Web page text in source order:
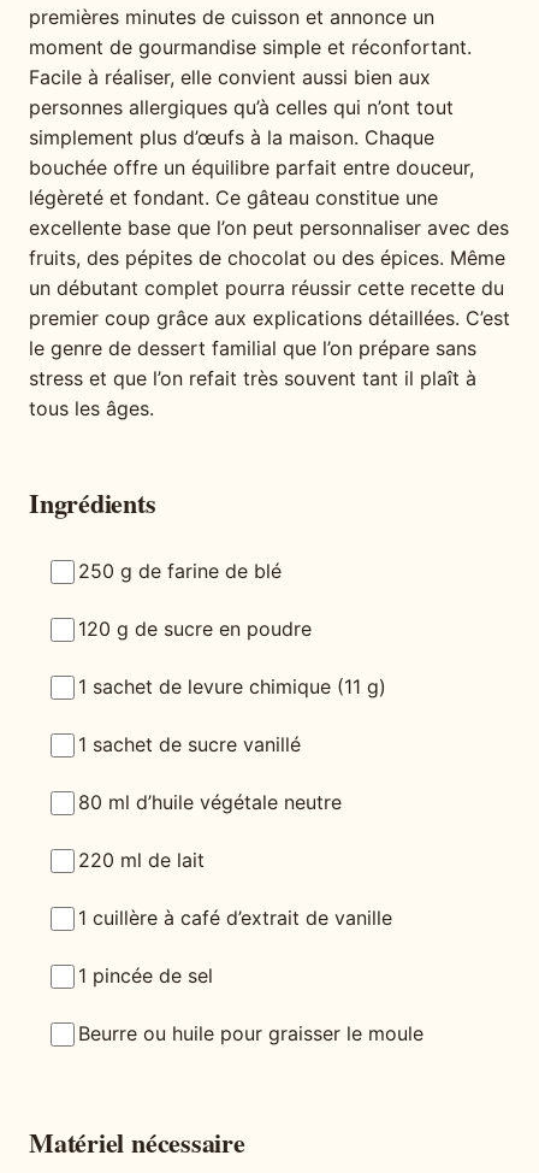
premières minutes de cuisson et annonce un
moment de gourmandise simple et réconfortant.
Facile à réaliser, elle convient aussi bien aux
personnes allergiques qu’à celles qui n’ont tout
simplement plus d’œufs à la maison. Chaque
bouchée offre un équilibre parfait entre douceur,
légèreté et fondant. Ce gâteau constitue une
excellente base que l’on peut personnaliser avec des
fruits, des pépites de chocolat ou des épices. Même
un débutant complet pourra réussir cette recette du
premier coup grâce aux explications détaillées. C’est
le genre de dessert familial que l’on prépare sans
stress et que l’on refait très souvent tant il plaît à
tous les âges.
Ingrédients
250 g de farine de blé
120 g de sucre en poudre
1 sachet de levure chimique (11 g)
1 sachet de sucre vanillé
80 ml d’huile végétale neutre
220 ml de lait
1 cuillère à café d’extrait de vanille
1 pincée de sel
Beurre ou huile pour graisser le moule
Matériel nécessaire